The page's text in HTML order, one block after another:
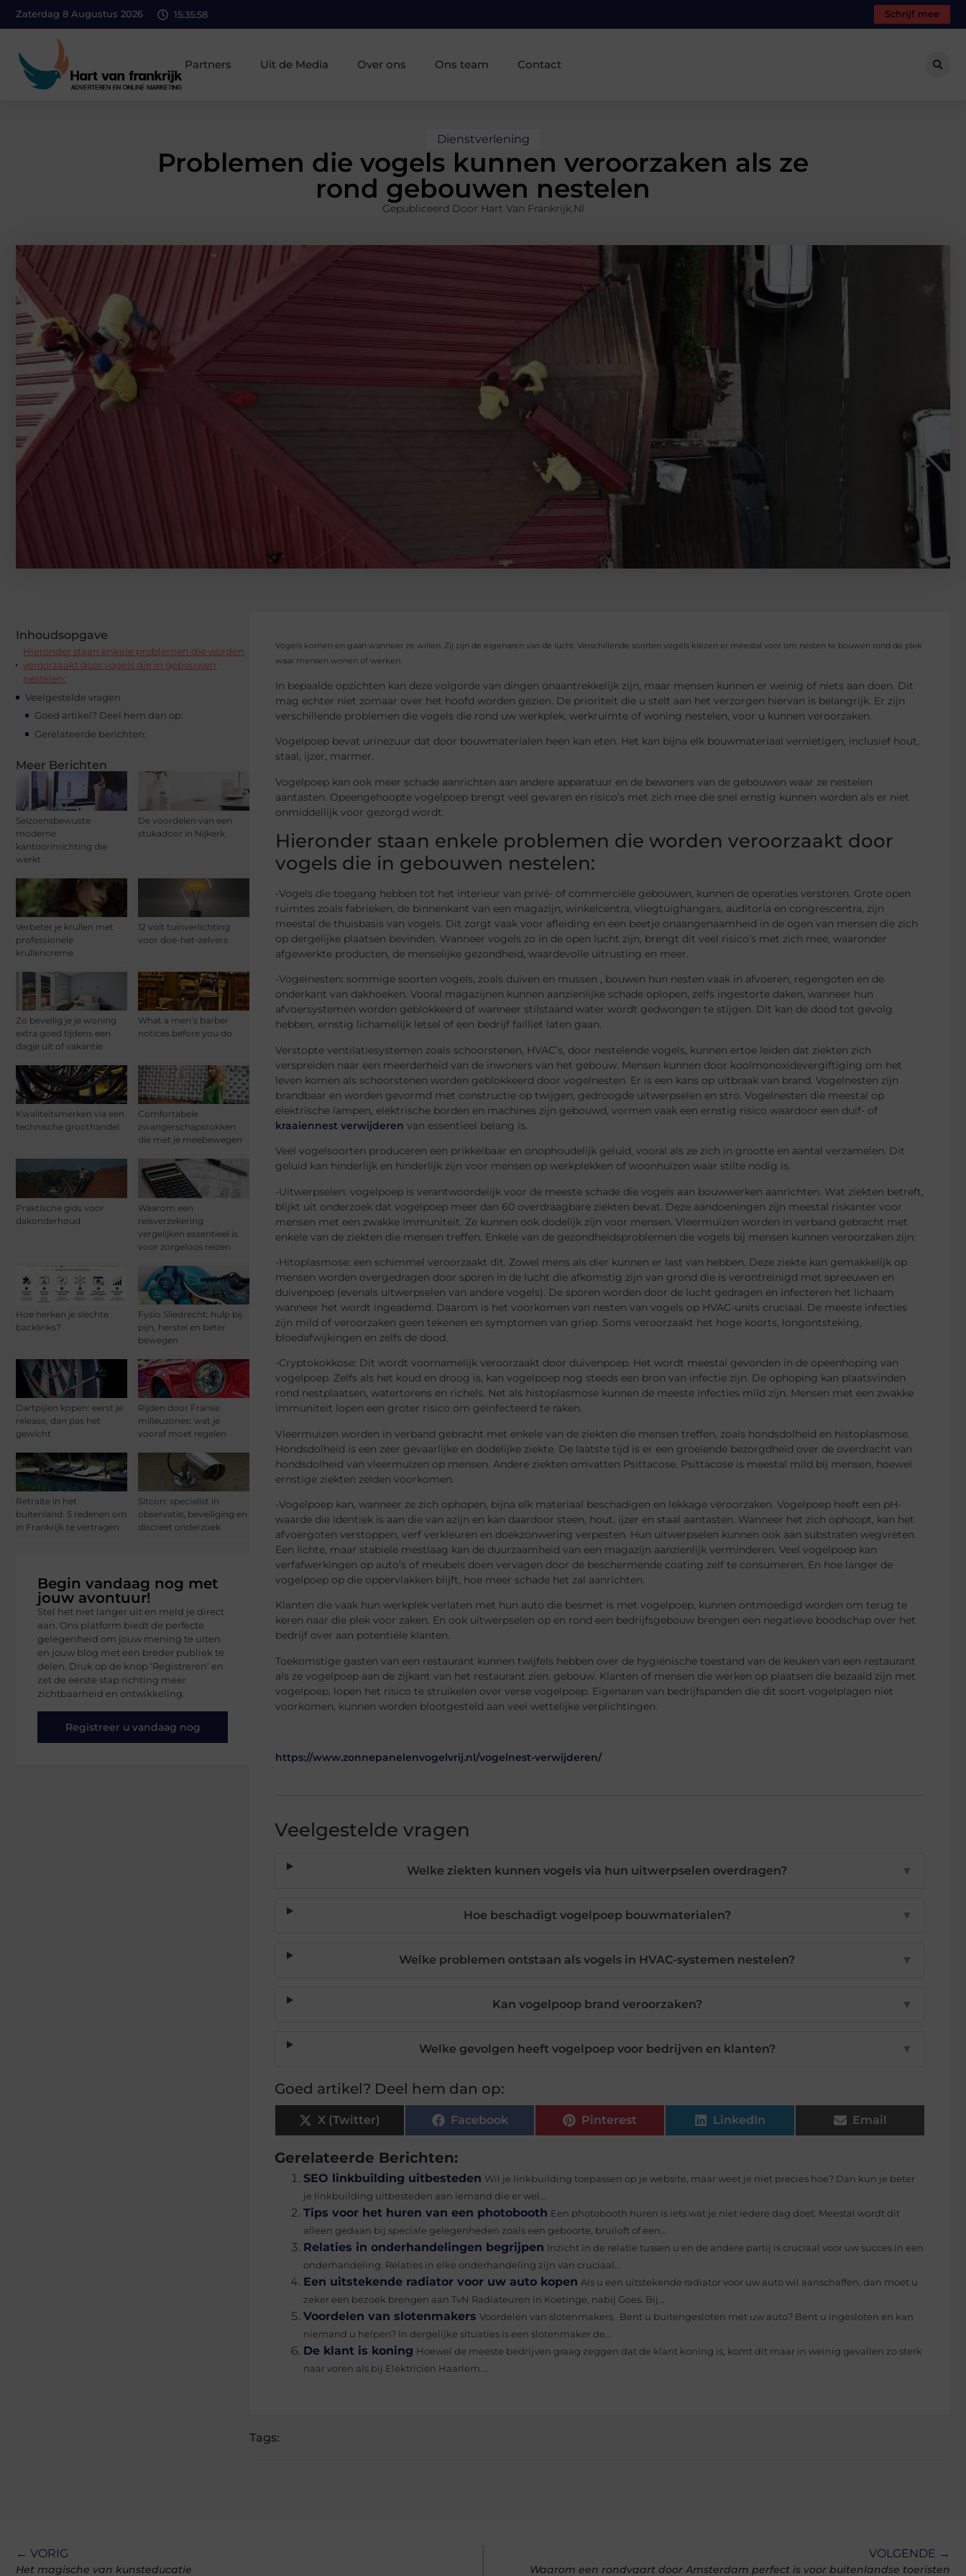
Zaterdag 8 Augustus 2026 15:35:59 Schrijf mee
Partners Uit de Media Over ons Ons team Contact
Dienstverlening
Problemen die vogels kunnen veroorzaken als ze
rond gebouwen nestelen
Gepubliceerd Door Hart Van Frankrijk.nl
Inhoudsopgave
Hieronder staan enkele problemen die worden
veroorzaakt door vogels die in gebouwen
nestelen:
Veelgestelde vragen
Goed artikel? Deel hem dan op:
Gerelateerde berichten:
Meer Berichten
Seizoensbewuste
moderne
kantoorinrichting die
werkt
De voordelen van een
stukadoor in Nijkerk
Verbeter je krullen met
professionele
krullencreme
12 volt tuinverlichting
voor doe-het-zelvers
Zo beveilig je je woning
extra goed tijdens een
dagje uit of vakantie
What a men’s barber
notices before you do
Kwaliteitsmerken via een
technische groothandel
Comfortabele
zwangerschapsrokken
die met je meebewegen
Praktische gids voor
dakonderhoud
Waarom een
reisverzekering
vergelijken essentieel is
voor zorgeloos reizen
Hoe herken je slechte
backlinks?
Fysio Sliedrecht: hulp bij
pijn, herstel en beter
bewegen
Dartpijlen kopen: eerst je
release, dan pas het
gewicht
Rijden door Franse
milieuzones: wat je
vooraf moet regelen
Retraite in het
buitenland: 5 redenen om
in Frankrijk te vertragen
Sitcon: specialist in
observatie, beveiliging en
discreet onderzoek
Begin vandaag nog met
jouw avontuur!
Stel het niet langer uit en meld je direct
aan. Ons platform biedt de perfecte
gelegenheid om jouw mening te uiten
en jouw blog met een breder publiek te
delen. Druk op de knop ‘Registreren’ en
zet de eerste stap richting meer
zichtbaarheid en ontwikkeling.
Registreer u vandaag nog
Vogels komen en gaan wanneer ze willen. Zij zijn de eigenaren van de lucht. Verschillende soorten vogels kiezen er meestal voor om nesten te bouwen rond de plek
waar mensen wonen of werken.
In bepaalde opzichten kan deze volgorde van dingen onaantrekkelijk zijn, maar mensen kunnen er weinig of niets aan doen. Dit
mag echter niet zomaar over het hoofd worden gezien. De prioriteit die u stelt aan het verzorgen hiervan is belangrijk. Er zijn
verschillende problemen die vogels die rond uw werkplek, werkruimte of woning nestelen, voor u kunnen veroorzaken.
Vogelpoep bevat urinezuur dat door bouwmaterialen heen kan eten. Het kan bijna elk bouwmateriaal vernietigen, inclusief hout,
staal, ijzer, marmer.
Vogelpoep kan ook meer schade aanrichten aan andere apparatuur en de bewoners van de gebouwen waar ze nestelen
aantasten. Opeengehoopte vogelpoep brengt veel gevaren en risico’s met zich mee die snel ernstig kunnen worden als er niet
onmiddellijk voor gezorgd wordt.
Hieronder staan enkele problemen die worden veroorzaakt door
vogels die in gebouwen nestelen:
-Vogels die toegang hebben tot het interieur van privé- of commerciële gebouwen, kunnen de operaties verstoren. Grote open
ruimtes zoals fabrieken, de binnenkant van een magazijn, winkelcentra, vliegtuighangars, auditoria en congrescentra, zijn
meestal de thuisbasis van vogels. Dit zorgt vaak voor afleiding en een beetje onaangenaamheid in de ogen van mensen die zich
op dergelijke plaatsen bevinden. Wanneer vogels zo in de open lucht zijn, brengt dit veel risico’s met zich mee, waaronder
afgewerkte producten, de menselijke gezondheid, waardevolle uitrusting en meer.
-Vogelnesten: sommige soorten vogels, zoals duiven en mussen , bouwen hun nesten vaak in afvoeren, regengoten en de
onderkant van dakhoeken. Vooral magazijnen kunnen aanzienlijke schade oplopen, zelfs ingestorte daken, wanneer hun
afvoersystemen worden geblokkeerd of wanneer stilstaand water wordt gedwongen te stijgen. Dit kan de dood tot gevolg
hebben, ernstig lichamelijk letsel of een bedrijf failliet laten gaan.
Verstopte ventilatiesystemen zoals schoorstenen, HVAC’s, door nestelende vogels, kunnen ertoe leiden dat ziekten zich
verspreiden naar een meerderheid van de inwoners van het gebouw. Mensen kunnen door koolmonoxidevergiftiging om het
leven komen als schoorstenen worden geblokkeerd door vogelnesten. Er is een kans op uitbraak van brand. Vogelnesten zijn
brandbaar en worden gevormd met constructie op twijgen, gedroogde uitwerpselen en stro. Vogelnesten die meestal op
elektrische lampen, elektrische borden en machines zijn gebouwd, vormen vaak een ernstig risico waardoor een duif- of
kraaiennest verwijderen van essentieel belang is.
Veel vogelsoorten produceren een prikkelbaar en onophoudelijk geluid, vooral als ze zich in grootte en aantal verzamelen. Dit
geluid kan hinderlijk en hinderlijk zijn voor mensen op werkplekken of woonhuizen waar stilte nodig is.
-Uitwerpselen: vogelpoep is verantwoordelijk voor de meeste schade die vogels aan bouwwerken aanrichten. Wat ziekten betreft,
blijkt uit onderzoek dat vogelpoep meer dan 60 overdraagbare ziekten bevat. Deze aandoeningen zijn meestal riskanter voor
mensen met een zwakke immuniteit. Ze kunnen ook dodelijk zijn voor mensen. Vleermuizen worden in verband gebracht met
enkele van de ziekten die mensen treffen. Enkele van de gezondheidsproblemen die vogels bij mensen kunnen veroorzaken zijn:
-Hitoplasmose: een schimmel veroorzaakt dit. Zowel mens als dier kunnen er last van hebben. Deze ziekte kan gemakkelijk op
mensen worden overgedragen door sporen in de lucht die afkomstig zijn van grond die is verontreinigd met spreeuwen en
duivenpoep (evenals uitwerpselen van andere vogels). De sporen worden door de lucht gedragen en infecteren het lichaam
wanneer het wordt ingeademd. Daarom is het voorkomen van nesten van vogels op HVAC-units cruciaal. De meeste infecties
zijn mild of veroorzaken geen tekenen en symptomen van griep. Soms veroorzaakt het hoge koorts, longontsteking,
bloedafwijkingen en zelfs de dood.
-Cryptokokkose: Dit wordt voornamelijk veroorzaakt door duivenpoep. Het wordt meestal gevonden in de opeenhoping van
vogelpoep. Zelfs als het koud en droog is, kan vogelpoep nog steeds een bron van infectie zijn. De ophoping kan plaatsvinden
rond nestplaatsen, watertorens en richels. Net als histoplasmose kunnen de meeste infecties mild zijn. Mensen met een zwakke
immuniteit lopen een groter risico om geïnfecteerd te raken.
Vleermuizen worden in verband gebracht met enkele van de ziekten die mensen treffen, zoals hondsdolheid en histoplasmose.
Hondsdolheid is een zeer gevaarlijke en dodelijke ziekte. De laatste tijd is er een groeiende bezorgdheid over de overdracht van
hondsdolheid van vleermuizen op mensen. Andere ziekten omvatten Psittacose. Psittacose is meestal mild bij mensen, hoewel
ernstige ziekten zelden voorkomen.
-Vogelpoep kan, wanneer ze zich ophopen, bijna elk materiaal beschadigen en lekkage veroorzaken. Vogelpoep heeft een pH-
waarde die identiek is aan die van azijn en kan daardoor steen, hout, ijzer en staal aantasten. Wanneer het zich ophoopt, kan het
afvoergoten verstoppen, verf verkleuren en doekzonwering verpesten. Hun uitwerpselen kunnen ook aan substraten wegvreten.
Een lichte, maar stabiele mestlaag kan de duurzaamheid van een magazijn aanzienlijk verminderen. Veel vogelpoep kan
verfafwerkingen op auto’s of meubels doen vervagen door de beschermende coating zelf te consumeren. En hoe langer de
vogelpoep op die oppervlakken blijft, hoe meer schade het zal aanrichten.
Klanten die vaak hun werkplek verlaten met hun auto die besmet is met vogelpoep, kunnen ontmoedigd worden om terug te
keren naar die plek voor zaken. En ook uitwerpselen op en rond een bedrijfsgebouw brengen een negatieve boodschap over het
bedrijf over aan potentiële klanten.
Toekomstige gasten van een restaurant kunnen twijfels hebben over de hygiënische toestand van de keuken van een restaurant
als ze vogelpoep aan de zijkant van het restaurant zien. gebouw. Klanten of mensen die werken op plaatsen die bezaaid zijn met
vogelpoep, lopen het risico te struikelen over verse vogelpoep. Eigenaren van bedrijfspanden die dit soort vogelplagen niet
voorkomen, kunnen worden blootgesteld aan veel wettelijke verplichtingen.
https://www.zonnepanelenvogelvrij.nl/vogelnest-verwijderen/
Veelgestelde vragen
Welke ziekten kunnen vogels via hun uitwerpselen overdragen? ▼
Hoe beschadigt vogelpoep bouwmaterialen? ▼
Welke problemen ontstaan als vogels in HVAC-systemen nestelen? ▼
Kan vogelpoop brand veroorzaken? ▼
Welke gevolgen heeft vogelpoep voor bedrijven en klanten? ▼
Goed artikel? Deel hem dan op:
X (Twitter) Facebook Pinterest LinkedIn Email
Gerelateerde Berichten:
SEO linkbuilding uitbesteden Wil je linkbuilding toepassen op je website, maar weet je niet precies hoe? Dan kun je beter
je linkbuilding uitbesteden aan iemand die er wel...
Tips voor het huren van een photobooth Een photobooth huren is iets wat je niet iedere dag doet. Meestal wordt dit
alleen gedaan bij speciale gelegenheden zoals een geboorte, bruiloft of een...
Relaties in onderhandelingen begrijpen Inzicht in de relatie tussen u en de andere partij is cruciaal voor uw succes in een
onderhandeling. Relaties in elke onderhandeling zijn van cruciaal...
Een uitstekende radiator voor uw auto kopen Als u een uitstekende radiator voor uw auto wil aanschaffen, dan moet u
zeker een bezoek brengen aan TvN Radiateuren in Koetinge, nabij Goes. Bij...
Voordelen van slotenmakers Voordelen van slotenmakers Bent u buitengesloten met uw auto? Bent u ingesloten en kan
niemand u helpen? In dergelijke situaties is een slotenmaker de...
De klant is koning Hoewel de meeste bedrijven graag zeggen dat de klant koning is, komt dit maar in weinig gevallen zo sterk
naar voren als bij Elektricien Haarlem....
Tags:
← VORIG
Het magische van kunsteducatie
VOLGENDE →
Waarom een rondvaart door Amsterdam perfect is voor buitenlandse toeristen